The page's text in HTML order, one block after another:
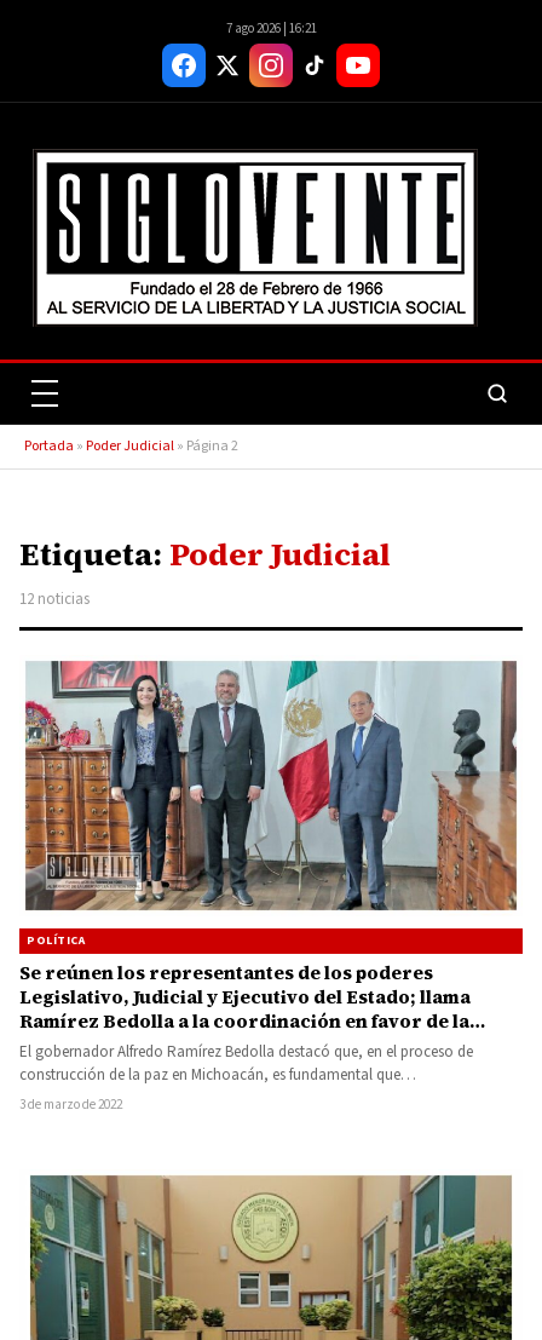
7 ago 2026 | 16:21
Portada »Poder Judicial» Página 2
Etiqueta: Poder Judicial
12 noticias
POLÍTICA
Se reúnen los representantes de los poderes
Legislativo, Judicial y Ejecutivo del Estado; llama
Ramírez Bedolla a la coordinación en favor de la
gobernabilidad de Michoacán
El gobernador Alfredo Ramírez Bedolla destacó que, en el proceso de
construcción de la paz en Michoacán, es fundamental que…
3 de marzo de 2022